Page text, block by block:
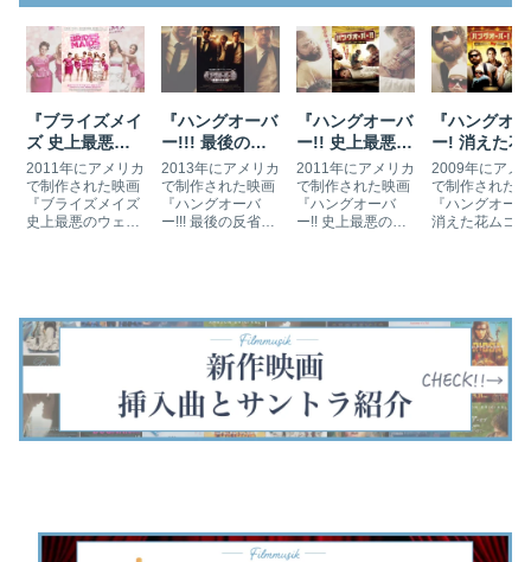
『ブライズメイ
ズ 史上最悪の
ウェディングプ
ラン』の挿入曲
とサントラ
2011年にアメリカ
で制作された映画
『ブライズメイズ
史上最悪のウェデ
ブ・オナーを任さ
れたアニーが巻き
起こす騒動を描い
す。『SPY/スパ
イ』のポー…
『ハングオーバ
ー!!! 最後の反
省会』の挿入曲
とサントラ
2013年にアメリカ
で制作された映画
『ハングオーバ
ー!!! 最後の反省
ら2年後の騒動を
描いたコメディ作
品です。前作から
引き続きトッド・
フィ…
『ハングオーバ
ー!! 史上最悪の
二日酔い、国境
を越える』の挿
入曲とサントラ
2011年にアメリカ
で制作された映画
『ハングオーバ
ー!! 史上最悪の二
消えた花ムコと史
い』から2年後、
スチュの結婚式の
ためにタ…
『ハングオ
ー! 消えた花
コと史上最
二日酔い』
入曲とサン
2009年にアメ
で制作された
『ハングオー
消えた花ムコ
ィー翌日、記
なくなった男
が騒動を起こ
メディ映画で
トッド・フィリ